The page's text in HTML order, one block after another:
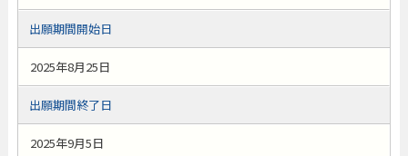
出願期間開始日
2025年8月25日
出願期間終了日
2025年9月5日